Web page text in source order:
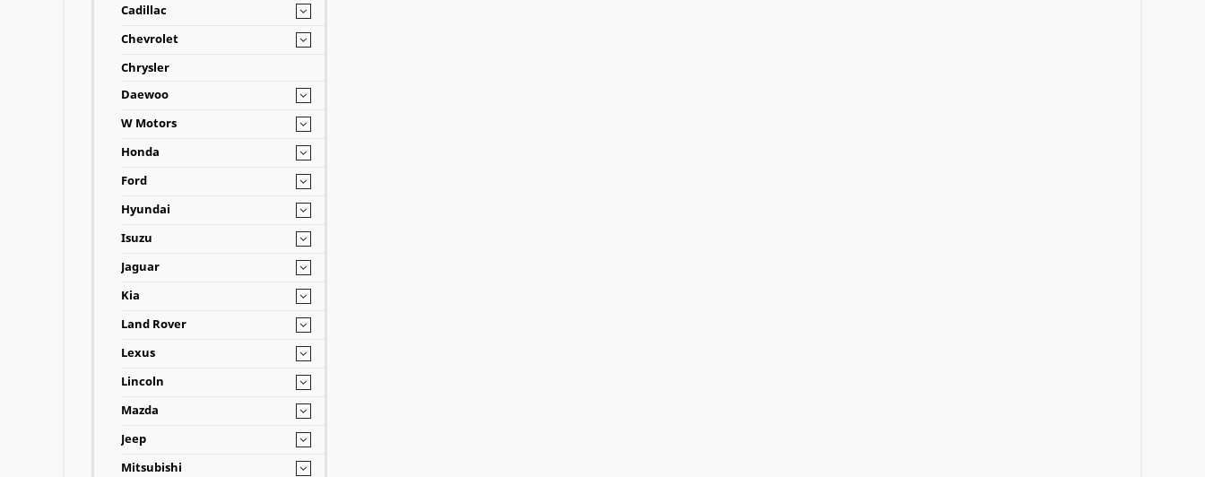
Cadillac
Chevrolet
Chrysler
Daewoo
W Motors
Honda
Ford
Hyundai
Isuzu
Jaguar
Kia
Land Rover
Lexus
Lincoln
Mazda
Jeep
Mitsubishi